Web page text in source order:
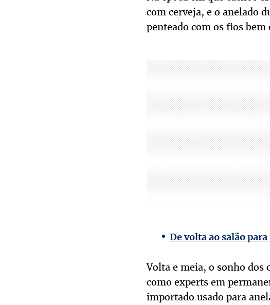
com cerveja, e o anelado
penteado com os fios
De volta ao salão
Volta e meia, o sonho dos
como experts em
importado usado para